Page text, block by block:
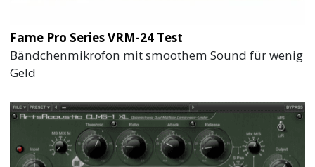
Fame Pro Series VRM-24 Test
Bändchenmikrofon mit smoothem Sound für wenig
Geld